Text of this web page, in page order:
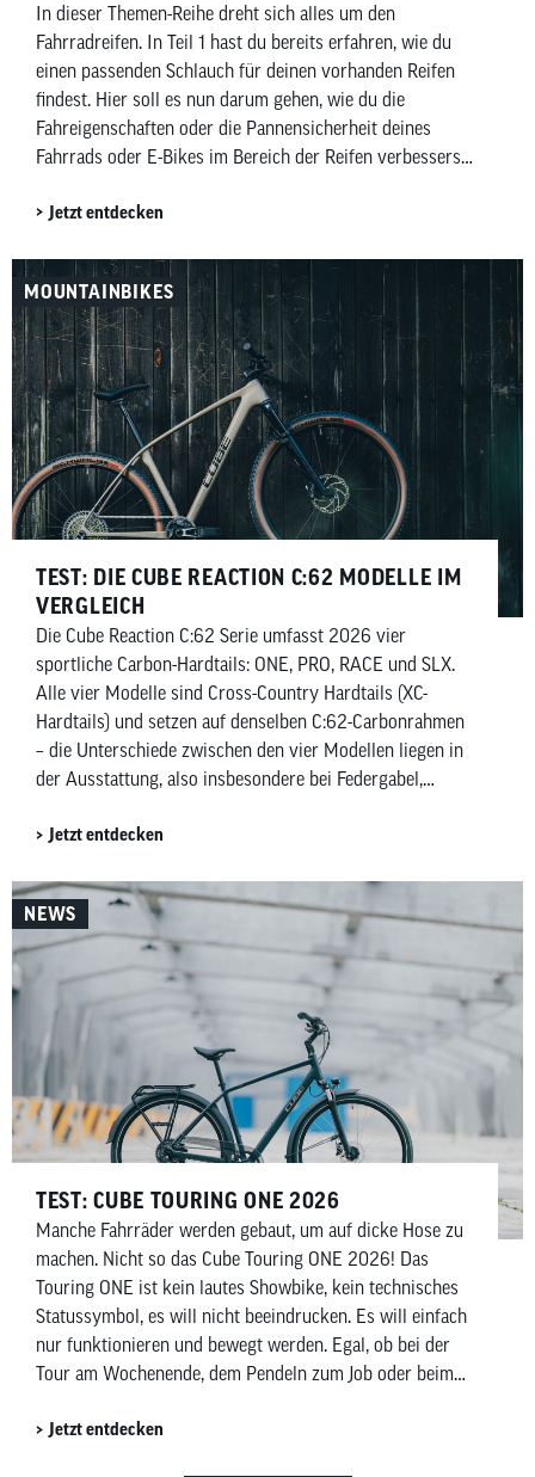
In dieser Themen-Reihe dreht sich alles um den
Fahrradreifen. In Teil 1 hast du bereits erfahren, wie du
einen passenden Schlauch für deinen vorhanden Reifen
findest. Hier soll es nun darum gehen, wie du die
Fahreigenschaften oder die Pannensicherheit deines
Fahrrads oder E-Bikes im Bereich der Reifen verbesserst.
Jetzt entdecken
MOUNTAINBIKES
TEST: DIE CUBE REACTION C:62 MODELLE IM
VERGLEICH
Die Cube Reaction C:62 Serie umfasst 2026 vier
sportliche Carbon-Hardtails: ONE, PRO, RACE und SLX.
Alle vier Modelle sind Cross-Country Hardtails (XC-
Hardtails) und setzen auf denselben C:62-Carbonrahmen
– die Unterschiede zwischen den vier Modellen liegen in
der Ausstattung, also insbesondere bei Federgabel,
variiert Gewicht und Preis. In diesem Vergleich zeigen
Unterschiede und versuchen zu klären, für wen sich
welches Cube Reaction C:62-Modell am besten eignet.
Jetzt entdecken
NEWS
TEST: CUBE TOURING ONE 2026
Manche Fahrräder werden gebaut, um auf dicke Hose zu
machen. Nicht so das Cube Touring ONE 2026! Das
Touring ONE ist kein lautes Showbike, kein technisches
Statussymbol, es will nicht beeindrucken. Es will einfach
nur funktionieren und bewegt werden. Egal, ob bei der
Tour am Wochenende, dem Pendeln zum Job oder beim
diesen Fällen ein verlässlicher, ehrlicher Begleiter.
Jetzt entdecken